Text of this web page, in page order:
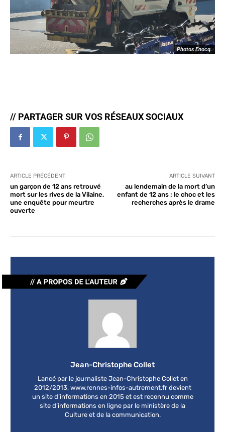
Photos Enocq.
// PARTAGER SUR VOS RÉSEAUX SOCIAUX
ARTICLE PRÉCÉDENT
un garçon de 12 ans retrouvé
mort sur les rives de la Vilaine,
une enquête pour meurtre
ouverte
ARTICLE SUIVANT
au lendemain de la mort d’un
enfant de 12 ans : le choc et les
recherches après le drame
Jean-Christophe Collet
Lancé par le journaliste Jean-Christophe Collet en
2012/2013, www.rennes-infos-autrement.fr devient
un site d’informations en 2015 et est reconnu comme
site d’informations en ligne par le ministère de la
Culture et de la communication.